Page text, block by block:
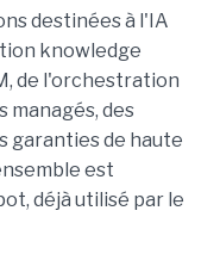
destinées à l'IA
knowledge
de l'orchestration
managés, des
garanties de haute
est
déjà utilisé par le